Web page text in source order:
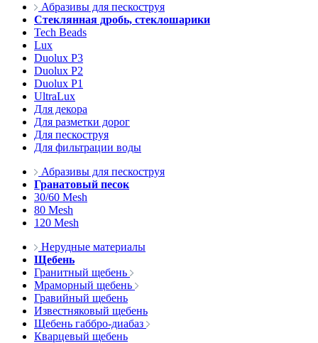
Абразивы для пескоструя
Стеклянная дробь, стеклошарики
Tech Beads
Lux
Duolux P3
Duolux P2
Duolux P1
UltraLux
Для декора
Для разметки дорог
Для пескоструя
Для фильтрации воды
Абразивы для пескоструя
Гранатовый песок
30/60 Mesh
80 Mesh
120 Mesh
Нерудные материалы
Щебень
Гранитный щебень
Мраморный щебень
Гравийный щебень
Известняковый щебень
Щебень габбро-диабаз
Кварцевый щебень